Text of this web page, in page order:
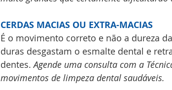
CERDAS MACIAS OU EXTRA-MACIAS
É o movimento correto e não a dureza
duras desgastam o esmalte dental e
dentes. Agende uma consulta com a
movimentos de limpeza dental saudáveis.